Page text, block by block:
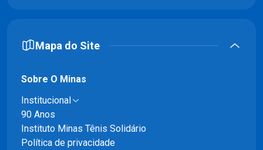
Mapa do Site
Sobre O Minas
Institucional
90 Anos
Instituto Minas Tênis Solidário
Política de privacidade